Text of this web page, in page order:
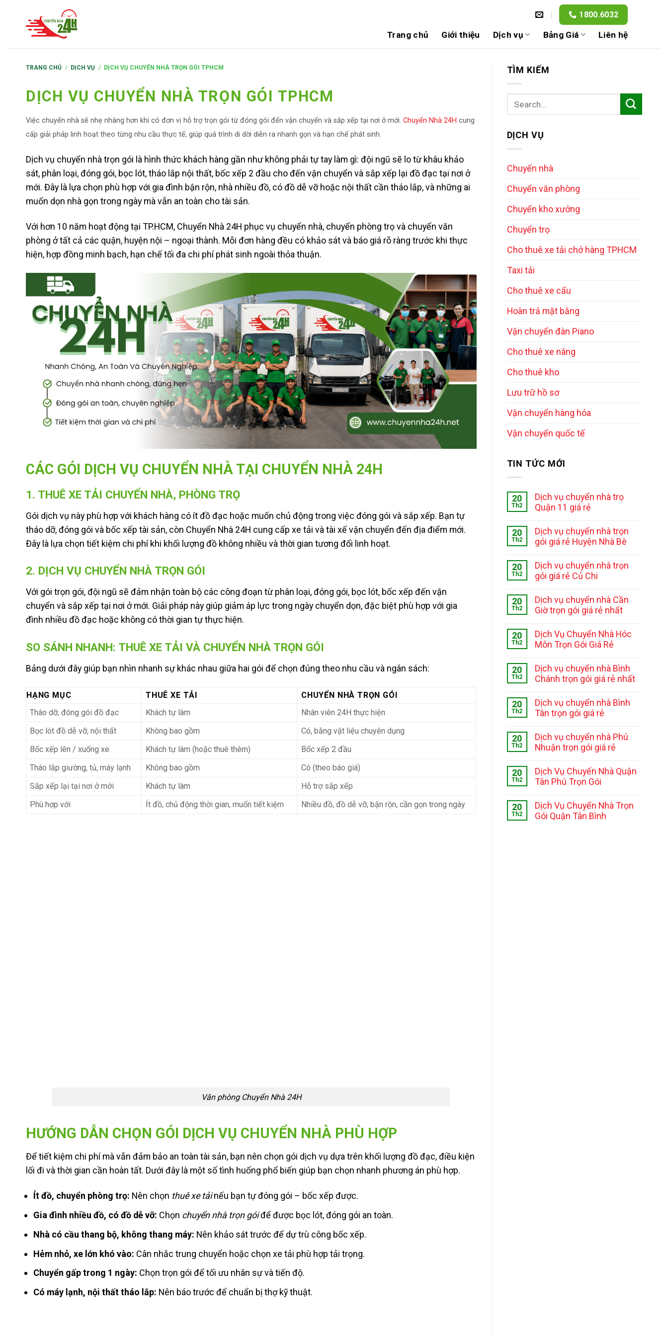
1800.6032
Trang chủ Giới thiệu Dịch vụ Bảng Giá Liên hệ
TRANG CHỦ / DỊCH VỤ / DỊCH VỤ CHUYỂN NHÀ TRỌN GÓI TPHCM
DỊCH VỤ CHUYỂN NHÀ TRỌN GÓI TPHCM
Việc chuyển nhà sẽ nhẹ nhàng hơn khi có đơn vị hỗ trợ trọn gói từ đóng gói đến vận chuyển và sắp xếp tại nơi ở mới. Chuyển Nhà 24H cung
cấp giải pháp linh hoạt theo từng nhu cầu thực tế, giúp quá trình di dời diễn ra nhanh gọn và hạn chế phát sinh.
Dịch vụ chuyển nhà trọn gói là hình thức khách hàng gần như không phải tự tay làm gì: đội ngũ sẽ lo từ khâu khảo
sát, phân loại, đóng gói, bọc lót, tháo lắp nội thất, bốc xếp 2 đầu cho đến vận chuyển và sắp xếp lại đồ đạc tại nơi ở
mới. Đây là lựa chọn phù hợp với gia đình bận rộn, nhà nhiều đồ, có đồ dễ vỡ hoặc nội thất cần tháo lắp, và những ai
muốn dọn nhà gọn trong ngày mà vẫn an toàn cho tài sản.
Với hơn 10 năm hoạt động tại TP.HCM, Chuyển Nhà 24H phục vụ chuyển nhà, chuyển phòng trọ và chuyển văn
phòng ở tất cả các quận, huyện nội – ngoại thành. Mỗi đơn hàng đều có khảo sát và báo giá rõ ràng trước khi thực
hiện, hợp đồng minh bạch, hạn chế tối đa chi phí phát sinh ngoài thỏa thuận.
CÁC GÓI DỊCH VỤ CHUYỂN NHÀ TẠI CHUYỂN NHÀ 24H
1. THUÊ XE TẢI CHUYỂN NHÀ, PHÒNG TRỌ
Gói dịch vụ này phù hợp với khách hàng có ít đồ đạc hoặc muốn chủ động trong việc đóng gói và sắp xếp. Bạn tự
tháo dỡ, đóng gói và bốc xếp tài sản, còn Chuyển Nhà 24H cung cấp xe tải và tài xế vận chuyển đến địa điểm mới.
Đây là lựa chọn tiết kiệm chi phí khi khối lượng đồ không nhiều và thời gian tương đối linh hoạt.
2. DỊCH VỤ CHUYỂN NHÀ TRỌN GÓI
Với gói trọn gói, đội ngũ sẽ đảm nhận toàn bộ các công đoạn từ phân loại, đóng gói, bọc lót, bốc xếp đến vận
chuyển và sắp xếp tại nơi ở mới. Giải pháp này giúp giảm áp lực trong ngày chuyển dọn, đặc biệt phù hợp với gia
đình nhiều đồ đạc hoặc không có thời gian tự thực hiện.
SO SÁNH NHANH: THUÊ XE TẢI VÀ CHUYỂN NHÀ TRỌN GÓI
Bảng dưới đây giúp bạn nhìn nhanh sự khác nhau giữa hai gói để chọn đúng theo nhu cầu và ngân sách:
HẠNG MỤC THUÊ XE TẢI
CHUYỂN NHÀ TRỌN GÓI
Tháo dỡ, đóng gói đồ đạc
Khách tự làm
Nhân viên 24H thực hiện
Bọc lót đồ dễ vỡ, nội thất
Không bao gồm
Có, bằng vật liệu chuyên dụng
Bốc xếp lên / xuống xe
Khách tự làm (hoặc thuê thêm)
Bốc xếp 2 đầu
Tháo lắp giường, tủ, máy lạnh
Không bao gồm
Có (theo báo giá)
Sắp xếp lại tại nơi ở mới
Khách tự làm
Hỗ trợ sắp xếp
Phù hợp với
Ít đồ, chủ động thời gian, muốn tiết kiệm Nhiều đồ, đồ dễ vỡ, bận rộn, cần gọn trong ngày
Văn phòng Chuyển Nhà 24H
HƯỚNG DẪN CHỌN GÓI DỊCH VỤ CHUYỂN NHÀ PHÙ HỢP
Để tiết kiệm chi phí mà vẫn đảm bảo an toàn tài sản, bạn nên chọn gói dịch vụ dựa trên khối lượng đồ đạc, điều kiện
lối đi và thời gian cần hoàn tất. Dưới đây là một số tình huống phổ biến giúp bạn chọn nhanh phương án phù hợp.
Ít đồ, chuyển phòng trọ: Nên chọn thuê xe tảinếu bạn tự đóng gói – bốc xếp được.
Gia đình nhiều đồ, có đồ dễ vỡ: Chọn chuyển nhà trọn góiđể được bọc lót, đóng gói an toàn.
Nhà có cầu thang bộ, không thang máy: Nên khảo sát trước để dự trù công bốc xếp.
Hẻm nhỏ, xe lớn khó vào: Cân nhắc trung chuyển hoặc chọn xe tải phù hợp tải trọng.
Chuyển gấp trong 1 ngày: Chọn trọn gói để tối ưu nhân sự và tiến độ.
Có máy lạnh, nội thất tháo lắp: Nên báo trước để chuẩn bị thợ kỹ thuật.
TÌM KIẾM
DỊCH VỤ
Chuyển nhà
Chuyển văn phòng
Chuyển kho xưởng
Chuyển trọ
Cho thuê xe tải chở hàng TPHCM
Taxi tải
Cho thuê xe cẩu
Hoàn trả mặt bằng
Vận chuyển đàn Piano
Cho thuê xe nâng
Cho thuê kho
Lưu trữ hồ sơ
Vận chuyển hàng hóa
Vận chuyển quốc tế
TIN TỨC MỚI
20
Th2
Dịch vụ chuyển nhà trọ
Quận 11 giá rẻ
20
Th2
Dịch vụ chuyển nhà trọn
gói giá rẻ Huyện Nhà Bè
20
Th2
Dịch vụ chuyển nhà trọn
gói giá rẻ Củ Chi
20
Th2
Dịch vụ chuyển nhà Cần
Giờ trọn gói giá rẻ nhất
20
Th2
Dịch Vụ Chuyển Nhà Hóc
Môn Trọn Gói Giá Rẻ
20
Th2
Dịch vụ chuyển nhà Bình
Chánh trọn gói giá rẻ nhất
20
Th2
Dịch vụ chuyển nhà Bình
Tân trọn gói giá rẻ
20
Th2
Dịch vụ chuyển nhà Phú
Nhuận trọn gói giá rẻ
20
Th2
Dịch Vụ Chuyển Nhà Quận
Tân Phú Trọn Gói
20
Th2
Dịch Vụ Chuyển Nhà Trọn
Gói Quận Tân Bình